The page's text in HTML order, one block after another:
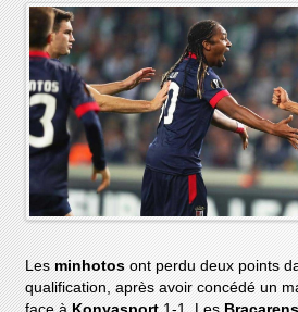
Lesminhotos ont perdu deux points
qualification, après avoir concédé un